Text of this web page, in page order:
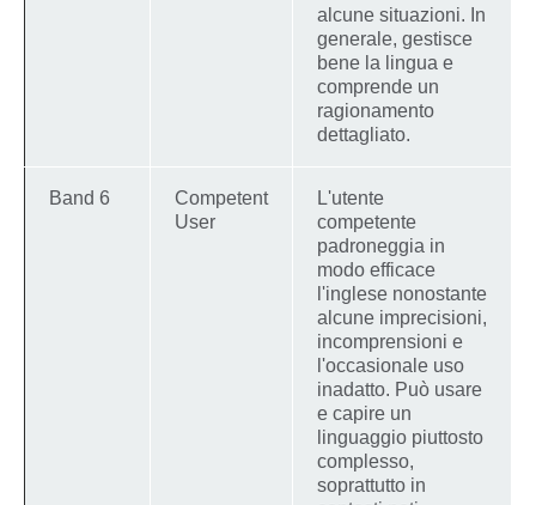
alcune situazioni. In
generale, gestisce
bene la lingua e
comprende un
ragionamento
dettagliato.
Band 6
Competent
User
L'utente
competente
padroneggia in
modo efficace
l'inglese nonostante
alcune imprecisioni,
incomprensioni e
l'occasionale uso
inadatto. Può usare
e capire un
linguaggio piuttosto
complesso,
soprattutto in